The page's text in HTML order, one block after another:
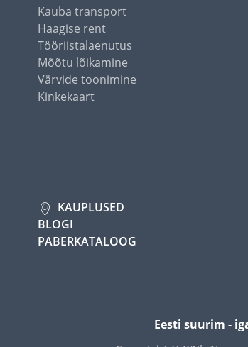
Kauba transport
Haagise rent
Tööriistalaenutus
Mõõtu lõikamine
Värvide toonimine
Kinkekaart
KAUPLUSED
BLOGI
PABERKATALOOG
Eesti suurim -